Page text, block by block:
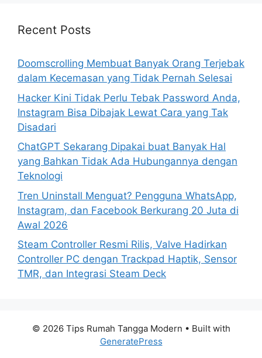
h
r
:
Recent Posts
Doomscrolling Membuat Banyak Orang Terjebak
dalam Kecemasan yang Tidak Pernah Selesai
Hacker Kini Tidak Perlu Tebak Password Anda,
Instagram Bisa Dibajak Lewat Cara yang Tak
Disadari
ChatGPT Sekarang Dipakai buat Banyak Hal
yang Bahkan Tidak Ada Hubungannya dengan
Teknologi
Tren Uninstall Menguat? Pengguna WhatsApp,
Instagram, dan Facebook Berkurang 20 Juta di
Awal 2026
Steam Controller Resmi Rilis, Valve Hadirkan
Controller PC dengan Trackpad Haptik, Sensor
TMR, dan Integrasi Steam Deck
© 2026 Tips Rumah Tangga Modern • Built with
GeneratePress